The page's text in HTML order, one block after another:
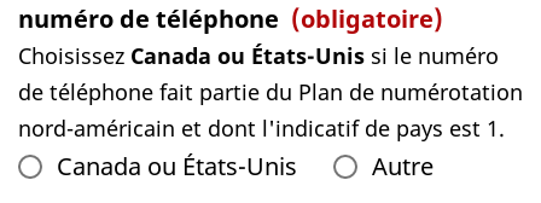
numéro de téléphone (obligatoire)
Choisissez Canada ou États-Unis si le numéro
de téléphone fait partie du Plan de numérotation
nord-américain et dont l'indicatif de pays est 1.
Canada ou États-Unis Autre